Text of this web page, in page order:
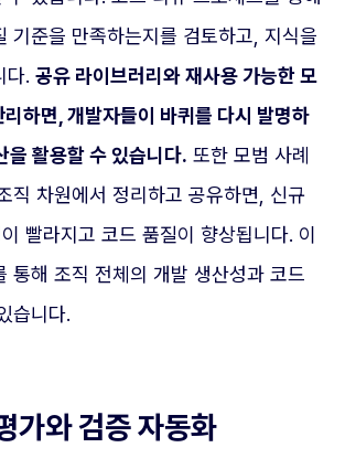
기준을 만족하는지를 검토하고, 지식을
다. 공유 라이브러리와 재사용 가능한 모
하면, 개발자들이 바퀴를 다시 발명하
을 활용할 수 있습니다. 또한 모범 사례
직 차원에서 정리하고 공유하면, 신규
빨라지고 코드 품질이 향상됩니다. 이
통해 조직 전체의 개발 생산성과 코드
습니다.
가와 검증 자동화